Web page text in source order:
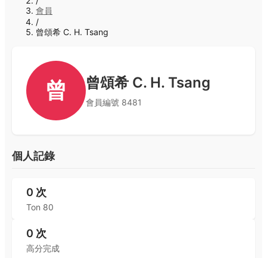
會員
/
曾頌希 C. H. Tsang
曾 曾頌希 C. H. Tsang
會員編號 8481
個人記錄
0 次
Ton 80
0 次
高分完成